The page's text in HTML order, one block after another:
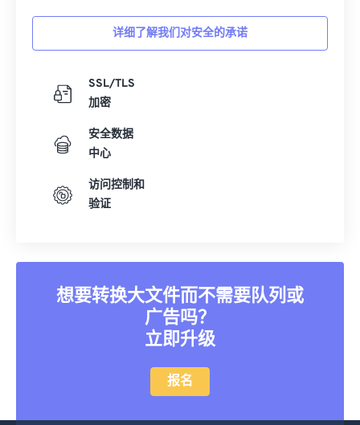
详细了解我们对安全的承诺
SSL/TLS
加密
安全数据
中心
访问控制和
验证
想要转换大文件而不需要队列或
广告吗？
立即升级
报名